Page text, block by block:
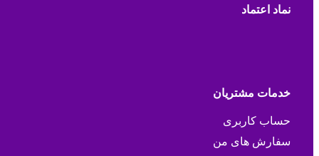
نماد اعتماد
خدمات مشتریان
حساب کاربری
سفارش های من